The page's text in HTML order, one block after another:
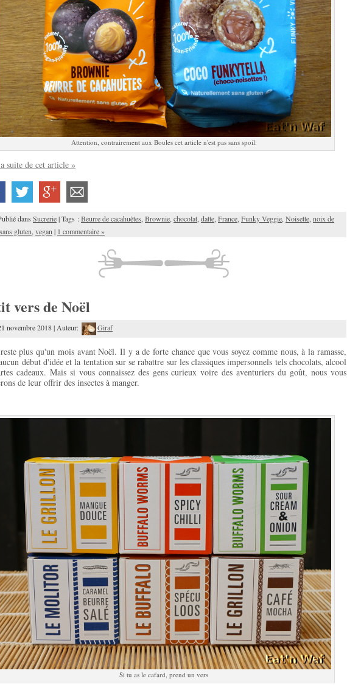
Attention, contrairement aux Boules cet article n'est pas sans spoil.
suite de cet article »
dans Sucrerie| Tags :Beurre de cacahuètes Brownie chocolat datte France Funky Veggie Noisette noix de
sans gluten vegan | 1 commentaire »
vers de Noël
novembre 2018 | Auteur: Giraf
plus qu'un mois avant Noël. Il y a de forte chance que vous soyez comme nous, à la ramasse,
début d'idée et la tentation sur se rabattre sur les classiques impersonnels tels chocolats, alcool
cadeaux. Mais si vous connaissez des gens curieux voire des aventuriers du goût, nous vous
de leur offrir des insectes à manger.
Si tu as le cafard, prend un vers